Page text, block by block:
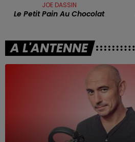
JOE DASSIN
Le Petit Pain Au Chocolat
A L'ANTENNE